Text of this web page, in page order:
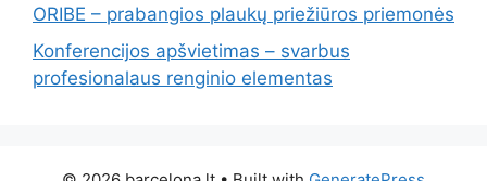
ORIBE – prabangios plaukų priežiūros priemonės
Konferencijos apšvietimas – svarbus
profesionalaus renginio elementas